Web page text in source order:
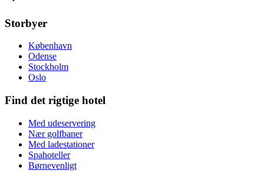
Storbyer
København
Odense
Stockholm
Oslo
Find det rigtige hotel
Med udeservering
Nær golfbaner
Med ladestationer
Spahoteller
Børnevenligt